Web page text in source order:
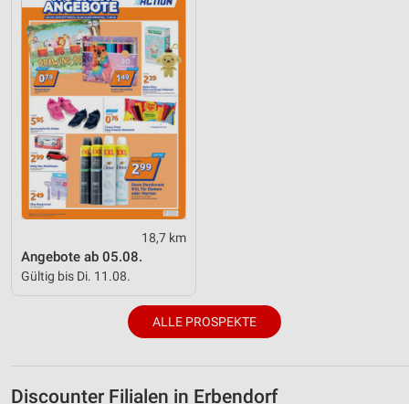
18,7 km
Angebote ab 05.08.
Gültig bis Di. 11.08.
ALLE PROSPEKTE
Discounter Filialen in Erbendorf